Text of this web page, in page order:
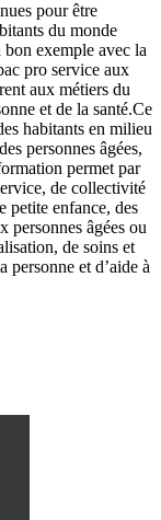
pour être
du monde
exemple avec la
pro service aux
aux métiers du
et de la santé.Ce
habitants en milieu
personnes âgées,
permet par
de collectivité
petite enfance, des
personnes âgées ou
de soins et
personne et d’aide à